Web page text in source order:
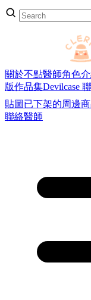
關於不點醫師角色
版作品集Devilcase
貼圖 已下架的周邊
聯絡醫師